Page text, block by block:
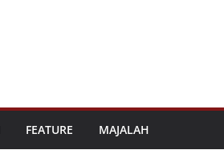
FEATURE MAJALAH